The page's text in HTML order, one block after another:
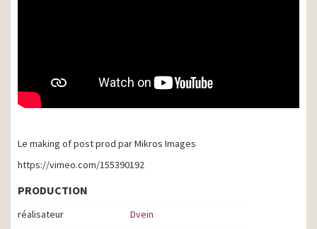
Le making of post prod par Mikros Images
https://vimeo.com/155390192
PRODUCTION
réalisateur
Dvein